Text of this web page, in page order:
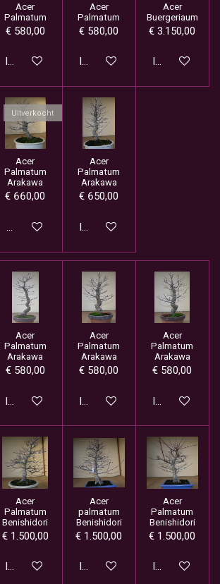
Acer
Palmatum
€ 580,00
In winkelwagen
Acer
Palmatum
€ 580,00
In winkelwagen
Acer
Buergeriaum
€ 3.150,00
In
Uitverkocht
Acer
Palmatum
Arakawa
€ 660,00
Houd mij op de hoogte
Acer
Palmatum
Arakawa
€ 650,00
In winkelwagen
Acer
Palmatum
Arakawa
€ 580,00
In winkelwagen
Acer
Palmatum
Arakawa
€ 580,00
In winkelwagen
Acer
Palmatum
Arakawa
€ 580,00
In
Acer
Palmatum
Benishidori
€ 1.500,00
In winkelwagen
Acer
palmatum
Benishidori
€ 1.500,00
In winkelwagen
Acer
Palmatum
Benishidori
€ 1.500,00
In